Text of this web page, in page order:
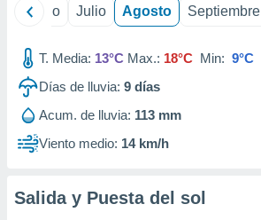
e
mediante
Junio Julio Agosto Septiembre
T. Media: 13°C Max.: 18°C Min: 9°C
Días de lluvia: 9 días
Acum. de lluvia: 113 mm
Viento medio: 14 km/h
Salida y Puesta del sol